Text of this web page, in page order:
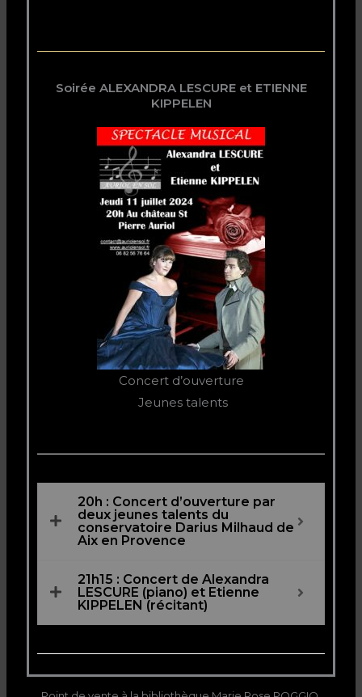
Soirée ALEXANDRA LESCURE et ETIENNE
KIPPELEN
Concert d’ouverture
Jeunes talents
20h : Concert d’ouverture par
deux jeunes talents du
conservatoire Darius Milhaud de
Aix en Provence
21h15 : Concert de Alexandra
LESCURE (piano) et Etienne
KIPPELEN (récitant)